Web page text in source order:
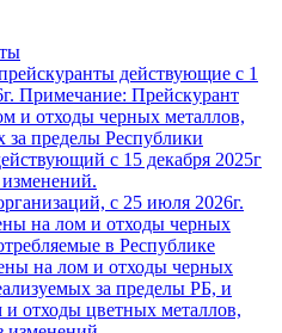
действующие с 1
Примечание: Прейскурант
и отходы черных металлов,
за пределы Республики
с 15 декабря 2025г
изменений.
с 25 июля 2026г.
на лом и отходы черных
в Республике
на лом и отходы черных
за пределы РБ, и
отходы цветных металлов,